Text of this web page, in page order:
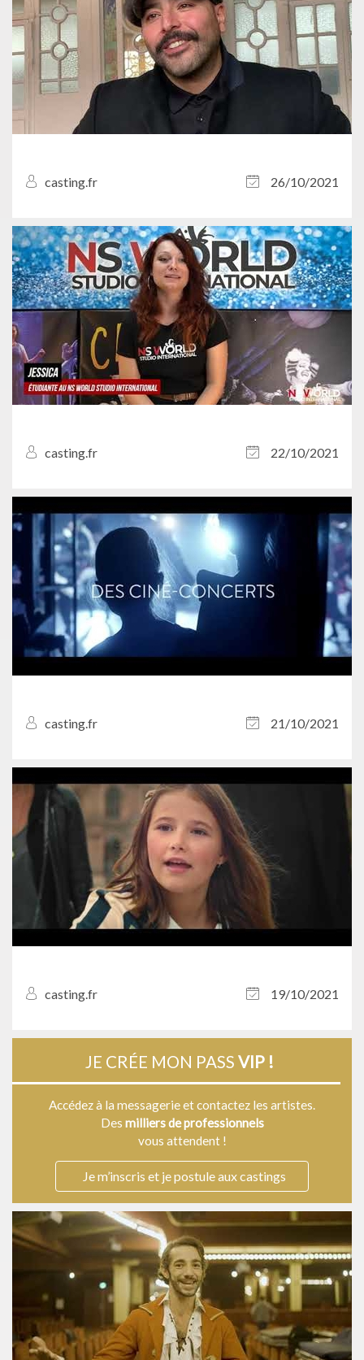
casting.fr 26/10/2021
casting.fr 22/10/2021
casting.fr 21/10/2021
casting.fr 19/10/2021
JE CRÉE MON PASSVIP !
Accédez à la messagerie et contactez les artistes.
Des milliers de professionnels
vous attendent !
Je m’inscris et je postule aux castings